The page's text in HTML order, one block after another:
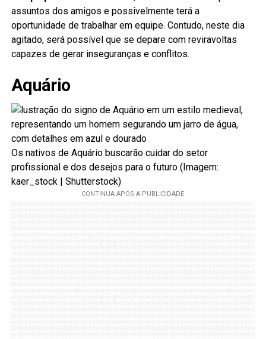
assuntos dos amigos e possivelmente terá a
oportunidade de trabalhar em equipe. Contudo, neste dia
agitado, será possível que se depare com reviravoltas
capazes de gerar inseguranças e conflitos.
Aquário
Os nativos de Aquário buscarão cuidar do setor
profissional e dos desejos para o futuro (Imagem:
kaer_stock | Shutterstock)